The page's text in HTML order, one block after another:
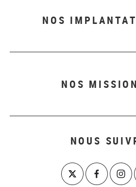
NOS
NOS
NOUS